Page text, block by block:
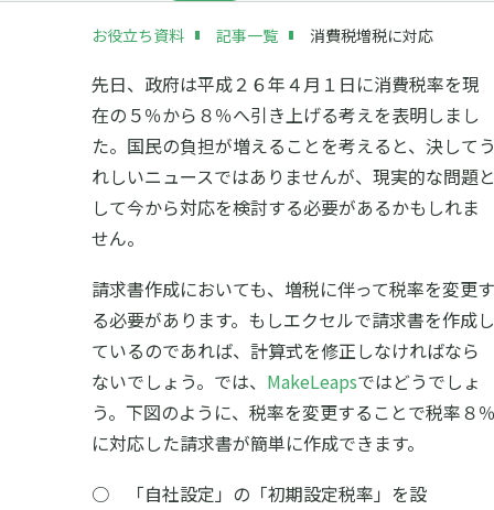
お役立ち資料 記事一覧 消費税増税に対応
先日、政府は平成２６年４月１日に消費税率を現
在の５％から８％へ引き上げる考えを表明しまし
た。国民の負担が増えることを考えると、決して
れしいニュースではありませんが、現実的な問題
して今から対応を検討する必要があるかもしれま
せん。
請求書作成においても、増税に伴って税率を変更す
る必要があります。もしエクセルで請求書を作成し
ているのであれば、計算式を修正しなければなら
ないでしょう。では、 MakeLeapsではどうでしょ
う。下図のように、税率を変更することで税率８
に対応した請求書が簡単に作成できます。
○ 「自社設定」の「初期設定税率」を設